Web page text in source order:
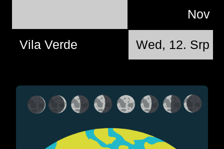
Nov
Vila Verde Wed, 12. Srp